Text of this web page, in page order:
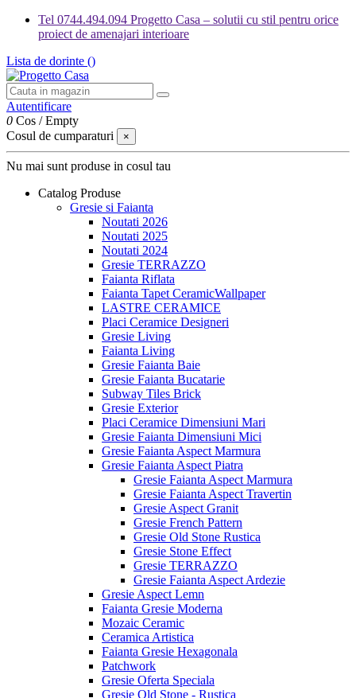
Tel 0744.494.094 Progetto Casa – solutii cu stil pentru orice
proiect de amenajari interioare
Lista de dorinte ()
Autentificare
0 Cos /Empty
Cosul de cumparaturi
×
Nu mai sunt produse in cosul tau
Catalog Produse
Gresie si Faianta
Noutati 2026
Noutati 2025
Noutati 2024
Gresie TERRAZZO
Faianta Riflata
Faianta Tapet CeramicWallpaper
LASTRE CERAMICE
Placi Ceramice Designeri
Gresie Living
Faianta Living
Gresie Faianta Baie
Gresie Faianta Bucatarie
Subway Tiles Brick
Gresie Exterior
Placi Ceramice Dimensiuni Mari
Gresie Faianta Dimensiuni Mici
Gresie Faianta Aspect Marmura
Gresie Faianta Aspect Piatra
Gresie Faianta Aspect Marmura
Gresie Faianta Aspect Travertin
Gresie Aspect Granit
Gresie French Pattern
Gresie Old Stone Rustica
Gresie Stone Effect
Gresie TERRAZZO
Gresie Faianta Aspect Ardezie
Gresie Aspect Lemn
Faianta Gresie Moderna
Mozaic Ceramic
Ceramica Artistica
Faianta Gresie Hexagonala
Patchwork
Gresie Oferta Speciala
Gresie Old Stone - Rustica